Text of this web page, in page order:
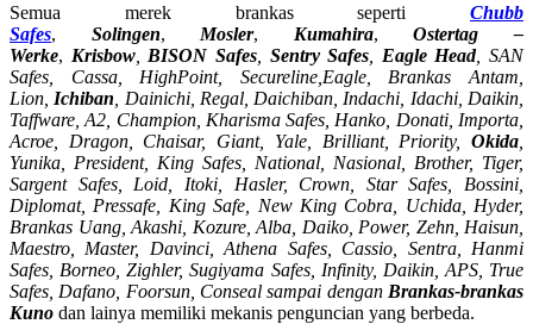
Semua merek brankas seperti Chubb
Safes, Solingen, Mosler, Kumahira,Ostertag –
Werke, Krisbow, BISON Safes, Sentry Safes Eagle Head, SAN
Safes, Cassa, HighPoint, Secureline, Eagle, Brankas Antam,
Lion, Ichiban , Dainichi, Regal, Daichiban, Indachi, Idachi, Daikin,
Taffware, A2, Champion, Kharisma Safes, Hanko, Donati, Importa,
Acroe, Dragon, Chaisar, Giant, Yale, Brilliant, Priority, Okida
Yunika, President, King Safes, National, Nasional, Brother, Tiger,
Sargent Safes, Loid, Itoki, Hasler, Crown, Star Safes, Bossini,
Diplomat, Pressafe, King Safe, New King Cobra, Uchida, Hyder,
Brankas Uang, Akashi, Kozure, Alba, Daiko, Power, Zehn, Haisun,
Maestro, Master, Davinci, Athena Safes, Cassio, Sentra, Hanmi
Safes, Borneo, Zighler, Sugiyama Safes, Infinity, Daikin, APS, True
Safes, Dafano, Foorsun, Conseal sampai dengan Brankas-brankas
Kuno dan lainya memiliki mekanis penguncian yang berbeda.